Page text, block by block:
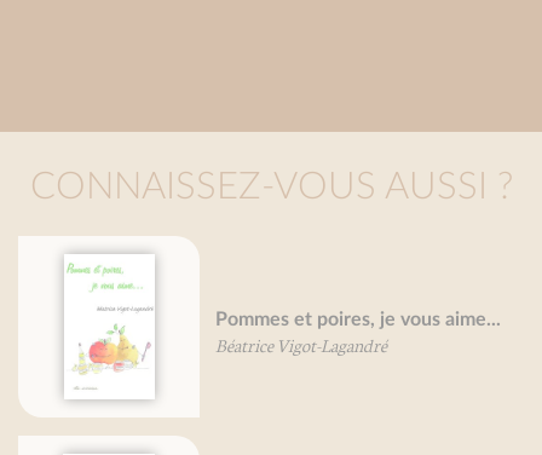
CONNAISSEZ-VOUS AUSSI ?
Pommes et poires, je vous aime...
Béatrice Vigot-Lagandré